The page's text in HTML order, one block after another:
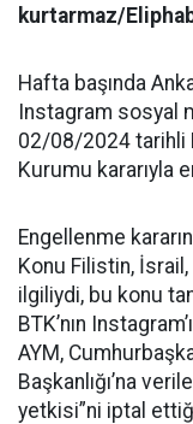
kurtarmaz/
Hafta başında
Instagram sosyal
02/08/2024 tarihli
Kurumu kararıyla
Engellenme
Konu Filistin,
ilgiliydi, bu konu
BTK’nın
AYM,
Başkanlığı’na
yetkisi”ni iptal